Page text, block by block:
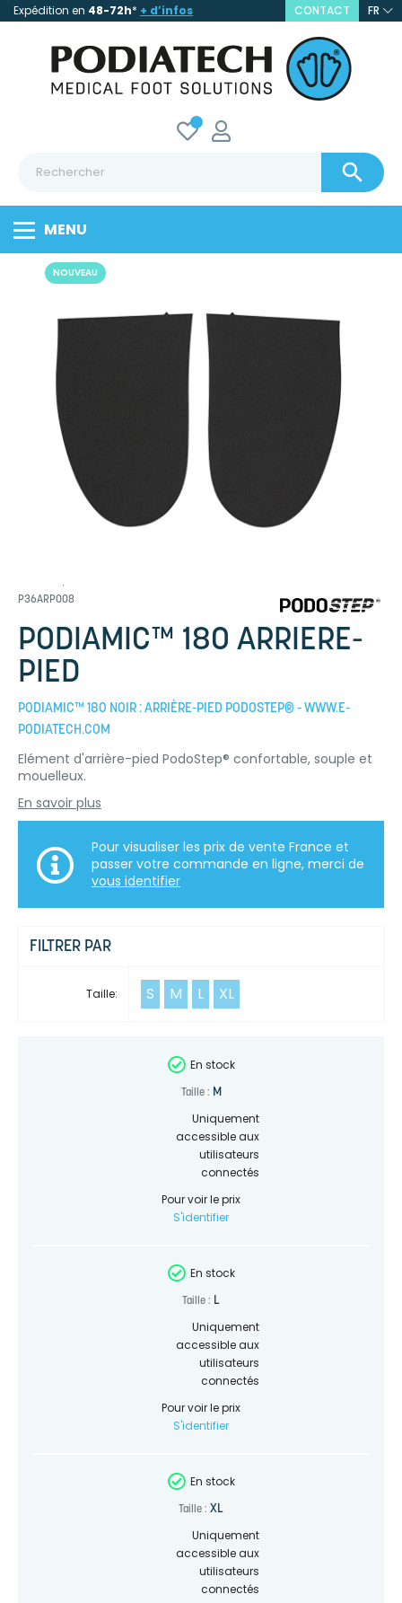
Expédition en 48-72h* + d’infos CONTACT FR

MENU
NOUVEAU
P36ARP008
PODIAMIC™ 180 ARRIERE-
PIED
PODIAMIC™ 180 NOIR : ARRIÈRE-PIED PODOSTEP® - WWW.E-
PODIATECH.COM
Elément d'arrière-pied PodoStep® confortable, souple et
mouelleux.
En savoir plus
Pour visualiser les prix de vente France et
passer votre commande en ligne, merci de
vous identifier
FILTRER PAR
Taille: S M L XL
En stock
Taille : M
Uniquement
accessible aux
utilisateurs
connectés
Pour voir le prix
S'identifier
En stock
Taille : L
Uniquement
accessible aux
utilisateurs
connectés
Pour voir le prix
S'identifier
En stock
Taille : XL
Uniquement
accessible aux
utilisateurs
connectés